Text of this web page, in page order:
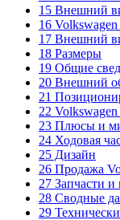
15 Внешний
16
17 Внешний
18 Размеры
19 Общие
20 Внешний
21
22
23 Плюсы и
24 Ходовая
25 Дизайн
26 Продажа
27 Запчасти
28 Сводные
29